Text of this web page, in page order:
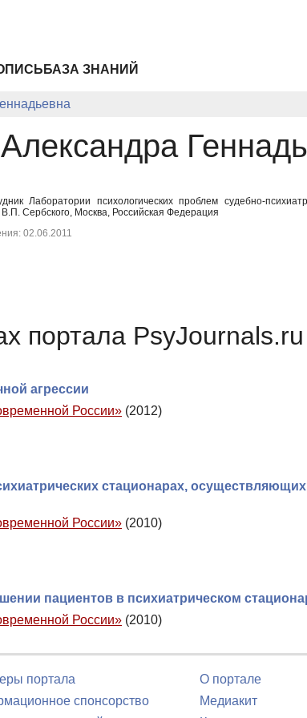
БАЗА ЗНАНИЙ
Лаборатории психологических проблем судебно-
Сербского, Москва, Российская Федерация
02.06.2011
портала PsyJournals.ru
агрессии
России» (2012)
стационарах,
России» (2010)
пациентов в психиатрическом
России» (2010)
портала
спонсорство
О портале
Медиакит